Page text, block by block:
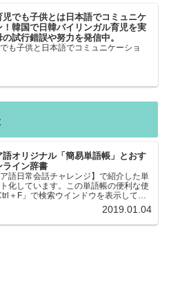
児でも子供とは日本語でコミュニケ
！韓国で日韓バイリンガル育児を実
試行錯誤や努力を発信中。
も子供と日本語でコミュニケーショ
語オリジナル「簡易単語帳」とおす
ライン辞書
ア語日常会話チャレンジ】で紹介した単
化しています。この単語帳の便利な使
＋F」で検索ウインドウを表示して、
単語を探すことができます。イタリア語
日本語→イタリア語 どちらでも検索
で、良…
2019.01.04